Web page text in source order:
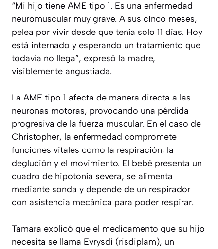
“Mi hijo tiene AME tipo 1. Es una enfermedad
neuromuscular muy grave. A sus cinco meses,
pelea por vivir desde que tenía solo 11 días. Hoy
está internado y esperando un tratamiento que
todavía no llega”, expresó la madre,
visiblemente angustiada.
La AME tipo 1 afecta de manera directa a las
neuronas motoras, provocando una pérdida
progresiva de la fuerza muscular. En el caso de
Christopher, la enfermedad compromete
funciones vitales como la respiración, la
deglución y el movimiento. El bebé presenta un
cuadro de hipotonía severa, se alimenta
mediante sonda y depende de un respirador
con asistencia mecánica para poder respirar.
Tamara explicó que el medicamento que su hijo
necesita se llama Evrysdi (risdiplam), un